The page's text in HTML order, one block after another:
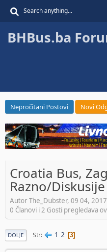
BHBus.ba
Nepročitani Postovi Novi
Croatia Bus,
Razno/Diskusije
Autor The_Dubster, 09 04,
0 Članovi i 2 Gosti pregledava
DOLJE Str 1 2 3